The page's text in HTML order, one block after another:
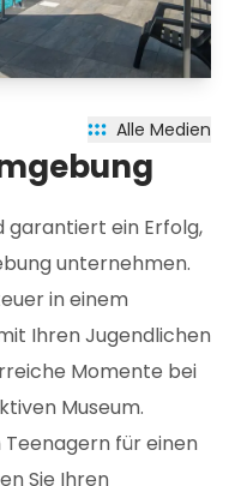
Alle Medien
garantiert ein Erfolg,
unternehmen.
in einem
Ihren Jugendlichen
Momente bei
Museum.
Teenagern für einen
Sie Ihren